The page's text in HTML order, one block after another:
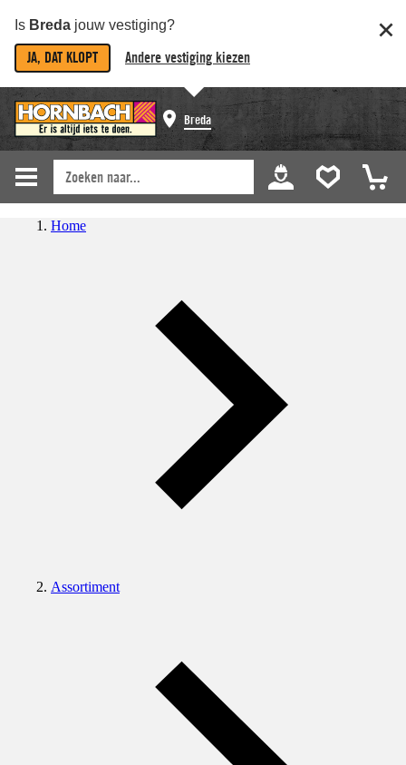
Is Breda jouw vestiging?
JA, DAT KLOPT Andere vestiging kiezen
Breda
Home
Assortiment